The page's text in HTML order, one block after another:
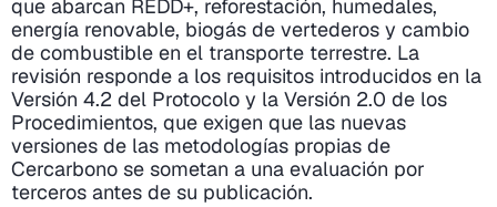
que abarcan REDD+, reforestación, humedales,
energía renovable, biogás de vertederos y cambio
de combustible en el transporte terrestre. La
revisión responde a los requisitos introducidos en la
Versión 4.2 del Protocolo y la Versión 2.0 de los
Procedimientos, que exigen que las nuevas
versiones de las metodologías propias de
Cercarbono se sometan a una evaluación por
terceros antes de su publicación.